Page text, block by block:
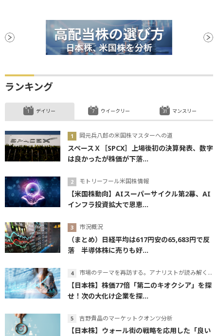
ランキング
デイリー
岡元兵八郎の米国株マスターへの道
スペースＸ［SPCX］上場後初の決算発表、数字
は良かったが株価が下落...
モトリーフール米国株情報
【米国株動向】AIスーパーサイクル第2幕、AI
インフラ投資拡大で恩恵...
市況概況
（まとめ）日経平均は617円安の65,683円で反
落 半導体株に売りも好...
市場のテーマを再訪する。アナリストが読み解くテーマの本質
【日本株】株価77倍「第二のキオクシア」を探
せ！次の大化け企業を探...
吉野貴晶のマーケットクオンツ分析
【日本株】ウォール街の戦略を応用した「良い
ウイークリー マンスリー